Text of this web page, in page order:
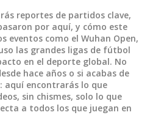
reportes de partidos clave,
por aquí, y cómo este
eventos como el Wuhan Open,
las grandes ligas de fútbol
en el deporte global. No
hace años o si acabas de
aquí encontrarás lo que
sin chismes, solo lo que
a todos los que juegan en